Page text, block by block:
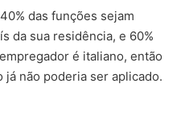
das funções sejam
da sua residência, e 60%
é italiano, então
não poderia ser aplicado.